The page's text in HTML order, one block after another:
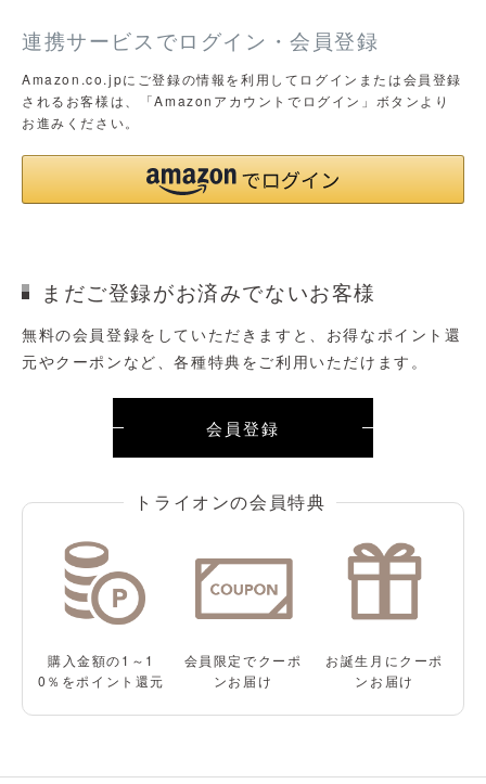
連携サービスでログイン・会員登録
Amazon.co.jpにご登録の情報を利用してログインまたは会員登録
されるお客様は、「Amazonアカウントでログイン」ボタンより
お進みください。
まだご登録がお済みでないお客様
無料の会員登録をしていただきますと、お得なポイント還
元やクーポンなど、各種特典をご利用いただけます。
会員登録
購入金額の1～1
0％をポイント還元
会員限定でクーポ
ンお届け
お誕生月にクーポ
ンお届け